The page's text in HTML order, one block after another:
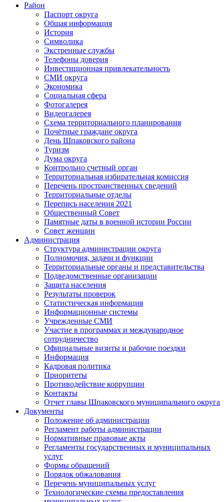
Район
Паспорт округа
Общая информация
История
Символика
Экстренные службы
Телефоны доверия
Инвестиционная привлекательность
СМИ округа
Экономика
Социальная сфера
Фотогалерея
Видеогалерея
Схема территориального планирования
Почётные граждане округа
День Шпаковского района
Туризм
Дума округа
Контрольно счетный орган
Территориальная избирательная комиссия
Перечень пространственных сведений
Территориальные отделы
Перепись населения 2021
Общественный Совет
Памятные даты в военной истории России
Совет женщин
Администрация
Структура администрации округа
Полномочия, задачи и функции
Территориальные органы и представительства
Подведомственные организации
Защита населения
Результаты проверок
Статистическая информация
Информационные системы
Учрежденные СМИ
Участие в программах и международное
сотрудничество
Официальные визиты и рабочие поездки
Информация
Кадровая политика
Приоритеты
Противодействие коррупции
Контакты
Отчет главы Шпаковского муниципального округа
Документы
Положение об администрации
Регламент работы администрации
Нормативные правовые акты
Регламенты государственных и муниципальных
услуг
Формы обращений
Порядок обжалования
Перечень муниципальных услуг
Технологические схемы предоставления